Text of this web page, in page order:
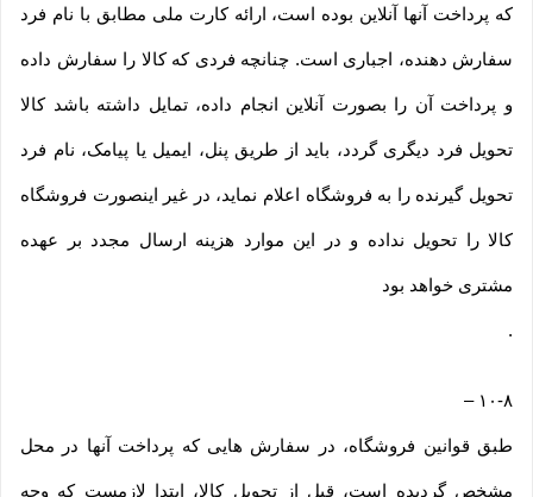
که پرداخت آنها آنلاین بوده است، ارائه کارت ملی مطابق با نام فرد
سفارش دهنده، اجباری است. چنانچه فردی که کالا را سفارش داده
و پرداخت آن را بصورت آنلاین انجام داده، تمایل داشته باشد کالا
تحویل فرد دیگری گردد، باید از طریق پنل، ایمیل یا پیامک، نام فرد
تحویل گیرنده را به فروشگاه اعلام نماید، در غیر اینصورت فروشگاه
کالا را تحویل نداده و در این موارد هزینه ارسال مجدد بر عهده
مشتری خواهد بود
.
۱۰-۸ –
طبق قوانین فروشگاه، در سفارش هایی که پرداخت آنها در محل
مشخص گردیده است، قبل از تحویل کالا، ابتدا لازمست که وجه